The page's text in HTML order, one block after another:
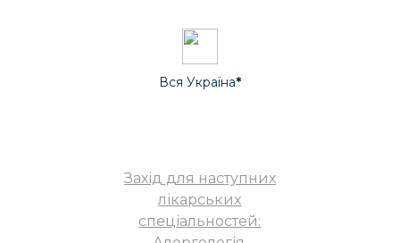
Вся Україна*
Захід для наступних
лікарських
спеціальностей: